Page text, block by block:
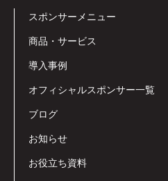
スポンサーメニュー
商品・サービス
導入事例
オフィシャルスポンサー一覧
ブログ
お知らせ
お役立ち資料